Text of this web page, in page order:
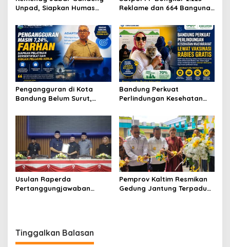
Unpad, Siapkan Humas
Reklame dan 664 Bangunan
Berubah Drastis
Pengangguran di Kota
Bandung Belum Surut,
Pelatihan Bersertifikat
Bandung Perkuat
Perlindungan Kesehatan
Vaksinasi Rabies Gratis di
Tingkat Kelurahan
Usulan Raperda
Pertanggungjawaban
Pemprov Kaltim Resmikan
Gedung Jantung Terpadu
Tinggalkan Balasan